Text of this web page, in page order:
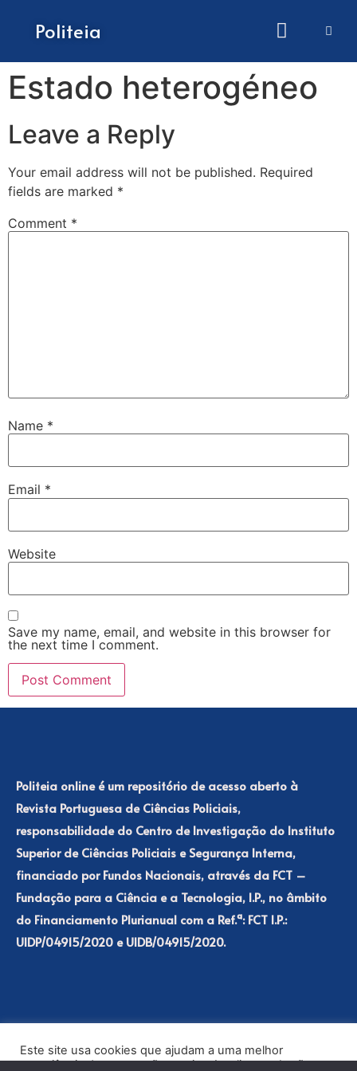
Politeia
Estado heterogéneo
Leave a Reply
Your email address will not be published. Required
fields are marked *
Comment *
Name *
Email *
Website
Save my name, email, and website in this browser for
the next time I comment.
Politeia online é um repositório de acesso aberto à
Revista Portuguesa de Ciências Policiais,
responsabilidade do Centro de Investigação do Instituto
Superior de Ciências Policiais e Segurança Interna,
financiado por Fundos Nacionais, através da FCT –
Fundação para a Ciência e a Tecnologia, I.P., no âmbito
do Financiamento Plurianual com a Ref.ª: FCT I.P.:
UIDP/04915/2020 e UIDB/04915/2020.
Este site usa cookies que ajudam a uma melhor
experiência de navegação no site. Ao clicar no botão